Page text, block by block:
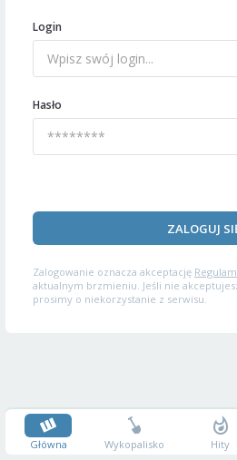
Login
Hasło
ZALOGUJ
Zalogowanie oznacza akceptację
aktualnym brzmieniu. Jeśli nie
prosimy o niekorzystanie z serwisu.
Główna Wykopalisko Hity